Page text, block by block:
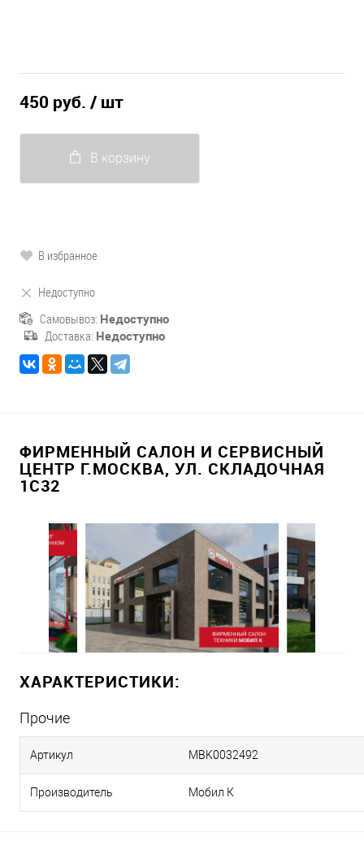
450 руб. / шт
В корзину
В избранное
Недоступно
Самовывоз: Недоступно
Доставка: Недоступно
ФИРМЕННЫЙ САЛОН И СЕРВИСНЫЙ
ЦЕНТР Г.МОСКВА, УЛ. СКЛАДОЧНАЯ
1С32
ХАРАКТЕРИСТИКИ:
Прочие
Артикул MBK0032492
Производитель Мобил К